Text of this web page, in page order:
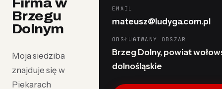
Firma w
Brzegu
Dolnym
Moja siedziba
znajduje się w
Piekarach
EMAIL
mateusz@ludyga.com.pl
OBSŁUGIWANY OBSZAR
Brzeg Dolny, powiat
dolnośląskie